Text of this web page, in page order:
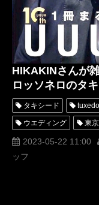
HIKAKINさんが
ロッソネロのタ
タキシード tuxedo
ウエディング 東京
レンタル オーダ
ロッソネロ
2023-05-22 11:00
ッフ